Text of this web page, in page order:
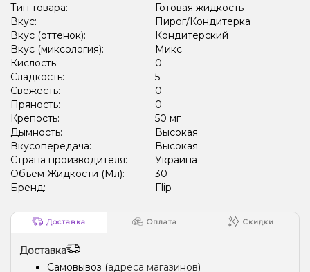
Тип товара:
Готовая жидкость
Вкус:
Пирог/Кондитерка
Вкус (оттенок):
Кондитерский
Вкус (миксология):
Микс
Кислость:
0
Сладкость:
5
Свежесть:
0
Пряность:
0
Крепость:
50 мг
Дымность:
Высокая
Вкусопередача:
Высокая
Страна производителя:
Украина
Объем Жидкости (Мл):
30
Бренд:
Flip
Доставка Оплата Скидки
Доставка
Самовывоз (адреса магазинов)